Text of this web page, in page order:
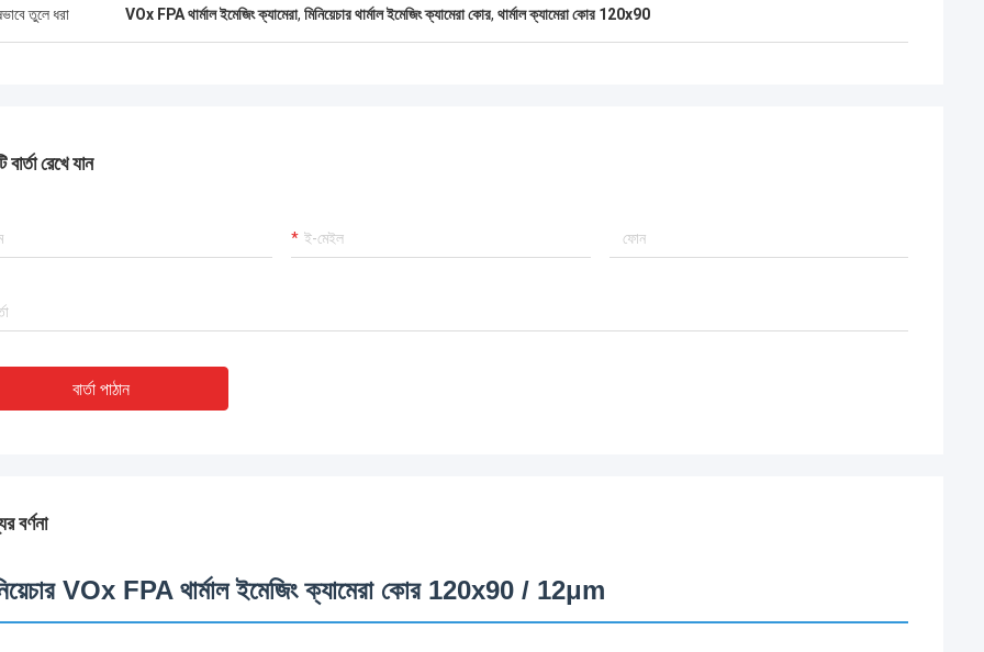
তুলে ধরা VOx FPA থার্মাল ইমেজিং ক্যামেরা, মিনিয়েচার থার্মাল ইমেজিং ক্যামেরা কোর, থার্মাল ক্যামেরা কোর 120x90
বার্তা রেখে যান
বার্তা পাঠান
বর্ণনা
VOx FPA থার্মাল ইমেজিং ক্যামেরা কোর 120x90 / 12μm